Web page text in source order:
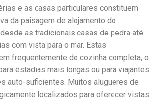
e as casas particulares constituem
da paisagem de alojamento do
as tradicionais casas de pedra até
com vista para o mar. Estas
frequentemente de cozinha completa, o
estadias mais longas ou para viajantes
auto-suficientes. Muitos alugueres de
localizados para oferecer vistas